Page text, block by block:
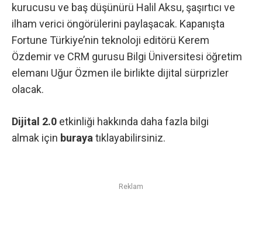
kurucusu ve baş düşünürü Halil Aksu, şaşırtıcı ve
ilham verici öngörülerini paylaşacak. Kapanışta
Fortune Türkiye’nin teknoloji editörü Kerem
Özdemir ve CRM gurusu Bilgi Üniversitesi öğretim
elemanı Uğur Özmen ile birlikte dijital sürprizler
olacak.
Dijital 2.0 etkinliği hakkında daha fazla bilgi
almak için burayatıklayabilirsiniz.
Reklam